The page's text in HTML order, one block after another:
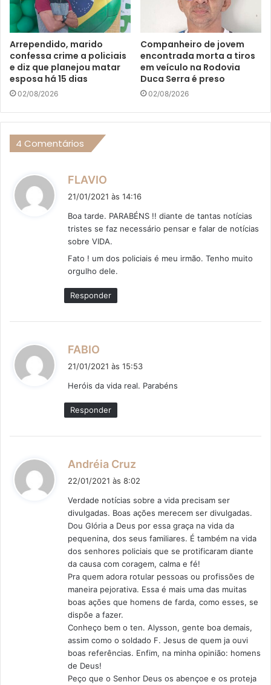
Arrependido, marido
confessa crime a policiais
e diz que planejou matar
esposa há 15 dias
02/08/2026
Companheiro de jovem
encontrada morta a tiros
em veículo na Rodovia
Duca Serra é preso
02/08/2026
4 Comentários
FLAVIO
s
e
:
21/01/2021 às 14:16
Boa tarde. PARABÉNS !! diante de tantas notícias
tristes se faz necessário pensar e falar de notícias
sobre VIDA.
Fato ! um dos policiais é meu irmão. Tenho muito
orgulho dele.
Responder
FABIO
s
e
:
21/01/2021 às 15:53
Heróis da vida real. Parabéns
Responder
Andréia Cruz
s
e
22/01/2021 às 8:02
Verdade notícias sobre a vida precisam ser
divulgadas. Boas ações merecem ser divulgadas.
Dou Glória a Deus por essa graça na vida da
pequenina, dos seus familiares. É também na vida
dos senhores policiais que se protificaram diante
da causa com coragem, calma e fé!
Pra quem adora rotular pessoas ou profissões de
maneira pejorativa. Essa é mais uma das muitas
boas ações que homens de farda, como esses, se
dispõe a fazer.
Conheço bem o ten. Alysson, gente boa demais,
assim como o soldado F. Jesus de quem ja ouvi
boas referências. Enfim, na minha opinião: homens
de Deus!
Peço que o Senhor Deus os abençoe e os proteja